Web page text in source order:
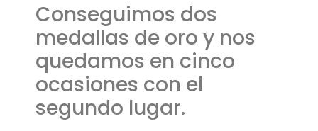
Conseguimos dos
medallas de oro y nos
quedamos en cinco
ocasiones con el
segundo lugar.